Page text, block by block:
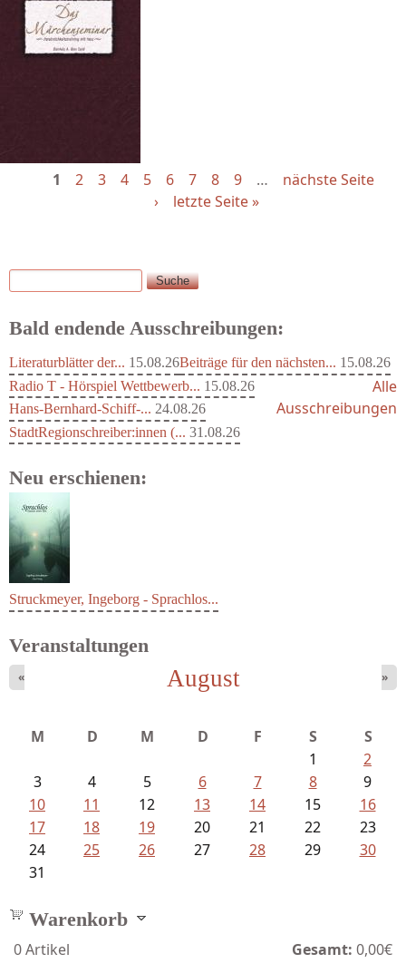
1 2 3 4 5 6 7 8 9 …
nächste Seite
›
letzte Seite »
Suchformular
Suche
Bald endende Ausschreibungen:
Literaturblätter der... 15.08.26Beiträge für den nächsten... 15.08.26
Radio T - Hörspiel Wettbewerb... 15.08.26
Hans-Bernhard-Schiff-... 24.08.26
StadtRegionschreiber:innen (... 31.08.26
Alle
Ausschreibungen
Neu erschienen:
Struckmeyer, Ingeborg - Sprachlos...
Veranstaltungen
August
« »
M D M D F S
S
1
2
3
4 5 6 7 8
9
10
11 12 13 14 15
16
17
18 19 20 21 22
23
24
25 26 27 28 29
30
31
Warenkorb
0Artikel Gesamt: 0,00€